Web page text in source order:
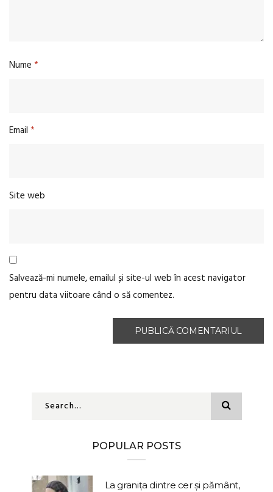
Nume *
Email *
Site web
Salvează-mi numele, emailul și site-ul web în acest navigator
pentru data viitoare când o să comentez.
POPULAR POSTS
La granița dintre cer și pământ,